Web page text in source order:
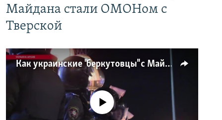
Майдана стали ОМОНом с
Тверской
Как украинские "беркутовцы" с Майдана стали ОМОНом с Тверской
No media source currently available